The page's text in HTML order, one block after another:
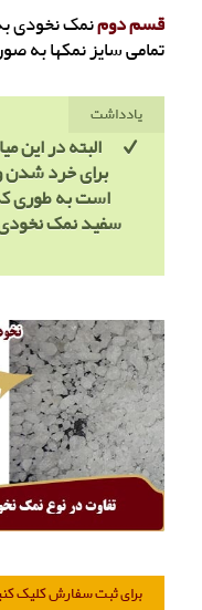
قسم دومنمک نخودی
تمامی سایز نمکها
یادداشت
البته در این
برای خرد شدن
است به طوری
سفید نمک
برای ثبت سفارش کلیک